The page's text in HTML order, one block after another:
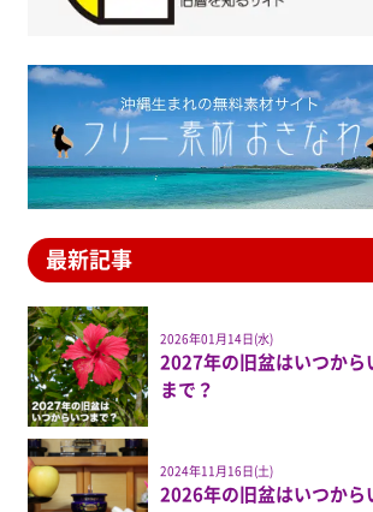
最新記事
2026年01月14日(水)
2027年の旧盆はいつから
まで？
2024年11月16日(土)
2026年の旧盆はいつから